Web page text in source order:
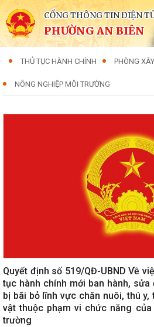
CỔNG THÔNG TIN ĐIỆN
PHƯỜNG AN BIÊN
THỦ TỤC HÀNH CHÍNH PHÒNG
NÔNG NGHIỆP MÔI TRƯỜNG
Quyết định số 519/QĐ-UBND Về
tục hành chính mới ban hành, sửa
bị bãi bỏ lĩnh vực chăn nuôi, thú
vật thuộc phạm vi chức năng
trường